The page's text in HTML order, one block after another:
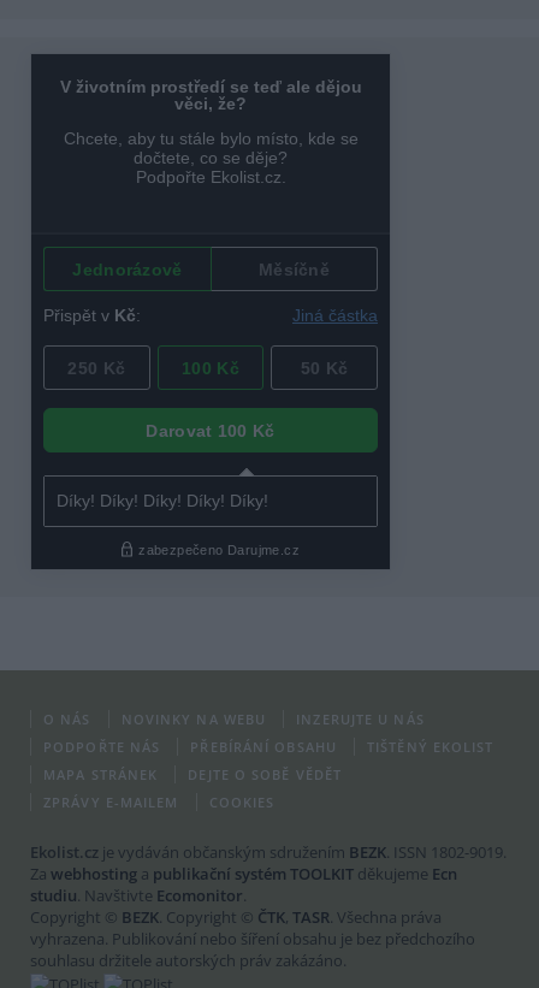
O NÁS NOVINKY NA WEBU
INZERUJTE U NÁS
PODPOŘTE NÁS
PŘEBÍRÁNÍ OBSAHU
TIŠTĚNÝ EKOLIST
MAPA STRÁNEK
DEJTE O SOBĚ VĚDĚT
ZPRÁVY E-MAILEM
COOKIES
Ekolist.cz je vydáván občanským sdružením BEZK. ISSN 1802-9019.
Za webhosting a publikační systém TOOLKIT děkujeme Ecn
studiu. Navštivte Ecomonitor.
Copyright © BEZK. Copyright © ČTK, TASR. Všechna práva
vyhrazena. Publikování nebo šíření obsahu je bez předchozího
souhlasu držitele autorských práv zakázáno.